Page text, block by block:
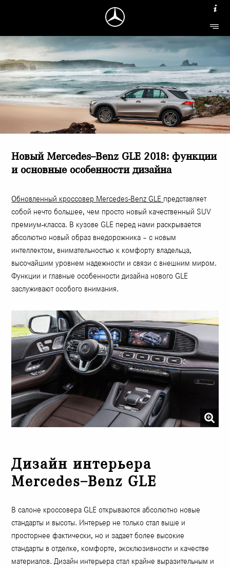
Новый Mercedes–Benz GLE 2018: функции
и основные особенности дизайна
Обновленный кроссовер Mercedes-Benz GLE представляет
собой нечто большее, чем просто новый качественный SUV
премиум-класса. В кузове GLE перед нами раскрывается
абсолютно новый образ внедорожника – с новым
интеллектом, внимательностью к комфорту владельца,
высочайшим уровнем надежности и связи с внешним миром.
Функции и главные особенности дизайна нового GLE
заслуживают особого внимания.
Дизайн интерьера
Mercedes–Benz GLE
В салоне кроссовера GLE открываются абсолютно новые
стандарты и высоты. Интерьер не только стал выше и
просторнее фактически, но и задает более высокие
стандарты в отделке, комфорте, эксклюзивности и качестве
материалов. Дизайн интерьера стал крайне выразительным и